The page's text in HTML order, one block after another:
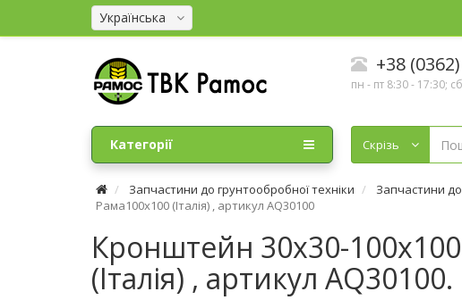
Українська
+38
пн - пт 8:30 - 17:30;
Cкрізь
Категорії
Запчастини до грунтообробної техніки Запчастини
Рама100х100 (Італія) , артикул AQ30100
Кронштейн 30х30-100х100
(Італія) , артикул AQ30100.